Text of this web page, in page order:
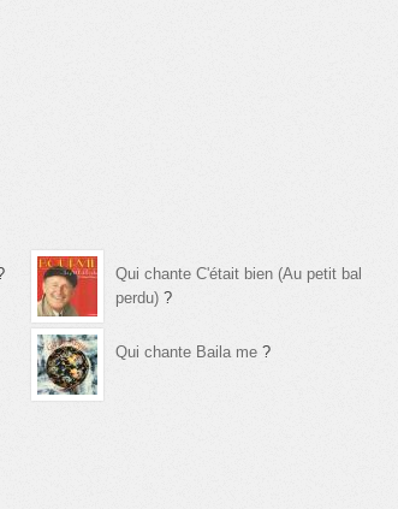
Qui chante C'était bien (Au petit bal
perdu) ?
Qui chante Baila me ?